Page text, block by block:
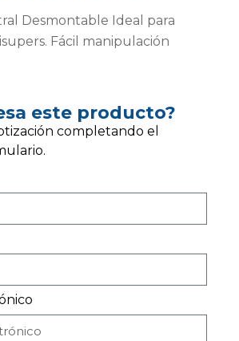
Desmontable Ideal para
Fácil manipulación
este producto?
completando el